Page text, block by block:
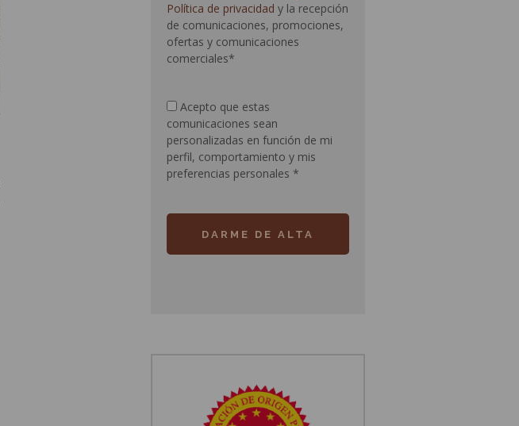
Política de privacidad y la recepción
de comunicaciones, promociones,
ofertas y comunicaciones
comerciales*
Acepto que estas
comunicaciones sean
personalizadas en función de mi
perfil, comportamiento y mis
preferencias personales *
DARME DE ALTA